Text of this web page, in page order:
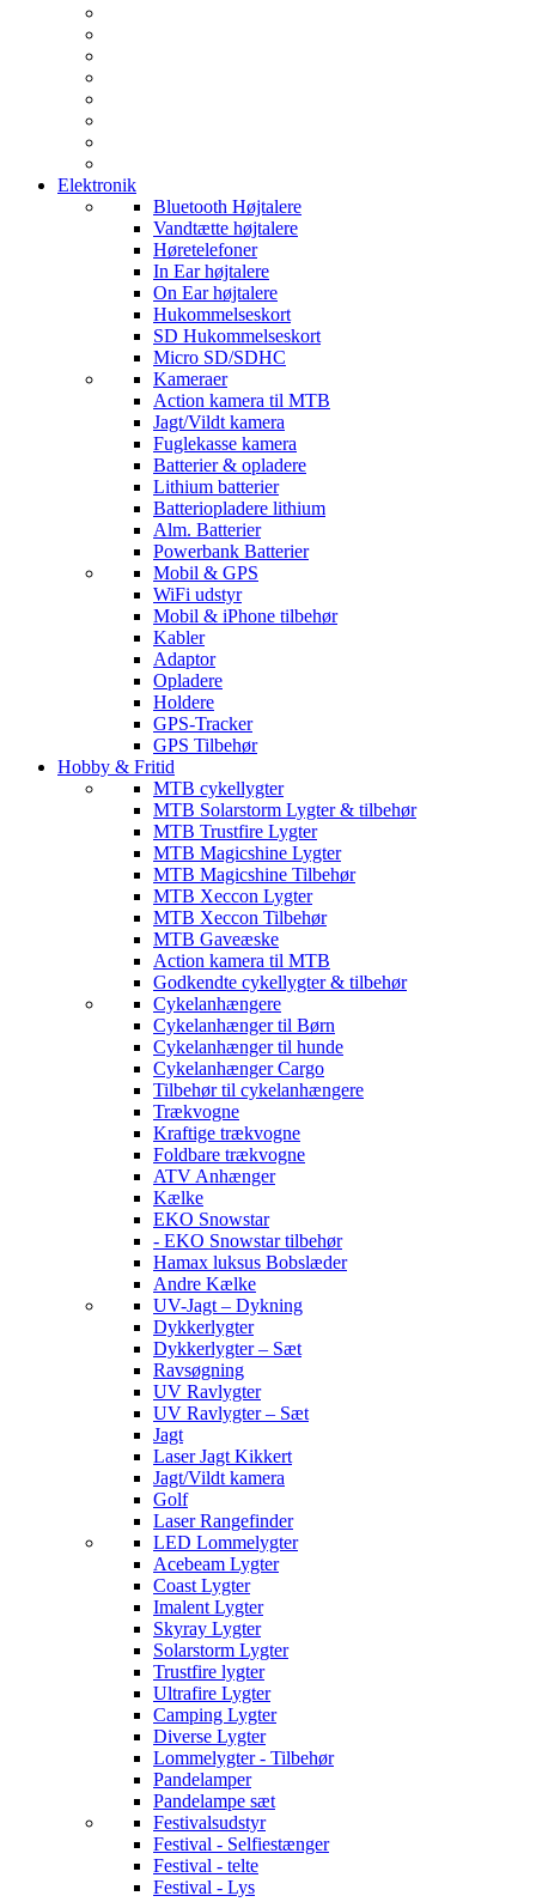
Elektronik
Bluetooth Højtalere
Vandtætte højtalere
Høretelefoner
In Ear højtalere
On Ear højtalere
Hukommelseskort
SD Hukommelseskort
Micro SD/SDHC
Kameraer
Action kamera til MTB
Jagt/Vildt kamera
Fuglekasse kamera
Batterier & opladere
Lithium batterier
Batteriopladere lithium
Alm. Batterier
Powerbank Batterier
Mobil & GPS
WiFi udstyr
Mobil & iPhone tilbehør
Kabler
Adaptor
Opladere
Holdere
GPS-Tracker
GPS Tilbehør
Hobby & Fritid
MTB cykellygter
MTB Solarstorm Lygter & tilbehør
MTB Trustfire Lygter
MTB Magicshine Lygter
MTB Magicshine Tilbehør
MTB Xeccon Lygter
MTB Xeccon Tilbehør
MTB Gaveæske
Action kamera til MTB
Godkendte cykellygter & tilbehør
Cykelanhængere
Cykelanhænger til Børn
Cykelanhænger til hunde
Cykelanhænger Cargo
Tilbehør til cykelanhængere
Trækvogne
Kraftige trækvogne
Foldbare trækvogne
ATV Anhænger
Kælke
EKO Snowstar
- EKO Snowstar tilbehør
Hamax luksus Bobslæder
Andre Kælke
UV-Jagt – Dykning
Dykkerlygter
Dykkerlygter – Sæt
Ravsøgning
UV Ravlygter
UV Ravlygter – Sæt
Jagt
Laser Jagt Kikkert
Jagt/Vildt kamera
Golf
Laser Rangefinder
LED Lommelygter
Acebeam Lygter
Coast Lygter
Imalent Lygter
Skyray Lygter
Solarstorm Lygter
Trustfire lygter
Ultrafire Lygter
Camping Lygter
Diverse Lygter
Lommelygter - Tilbehør
Pandelamper
Pandelampe sæt
Festivalsudstyr
Festival - Selfiestænger
Festival - telte
Festival - Lys